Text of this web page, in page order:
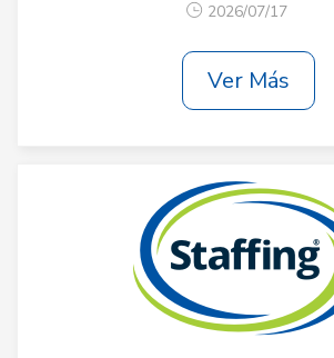
2026/07/17
Ver Más